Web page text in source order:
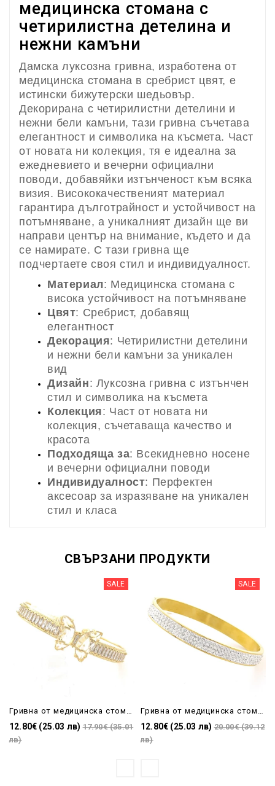
медицинска стомана с
четирилистна детелина и
нежни камъни
Дамска луксозна гривна, изработена от
медицинска стомана в сребрист цвят, е
истински бижутерски шедьовър.
Декорирана с четирилистни детелини и
нежни бели камъни, тази гривна съчетава
елегантност и символика на късмета. Част
от новата ни колекция, тя е идеална за
ежедневието и вечерни официални
поводи, добавяйки изтънченост към всяка
визия. Висококачественият материал
гарантира дълготрайност и устойчивост на
потъмняване, а уникалният дизайн ще ви
направи център на внимание, където и да
се намирате. С тази гривна ще
подчертаете своя стил и индивидуалност.
Материал: Медицинска стомана с
висока устойчивост на потъмняване
Цвят: Сребрист, добавящ
елегантност
Декорация: Четирилистни детелини
и нежни бели камъни за уникален
вид
Дизайн: Луксозна гривна с изтънчен
стил и символика на късмета
Колекция: Част от новата ни
колекция, съчетаваща качество и
красота
Подходяща за: Всекидневно носене
и вечерни официални поводи
Индивидуалност: Перфектен
аксесоар за изразяване на уникален
стил и класа
СВЪРЗАНИ ПРОДУКТИ
SALE
12.80€ (25.03 лв) 17.90€ (35.01
лв)
SALE
12.80€ (25.03 лв) 20.00€ (39.12
лв)